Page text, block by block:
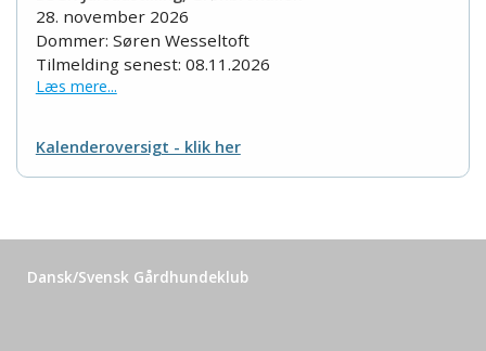
28. november 2026
Dommer: Søren Wesseltoft
Tilmelding senest: 08.11.2026
Læs mere...
Kalenderoversigt - klik her
Dansk/Svensk Gårdhundeklub